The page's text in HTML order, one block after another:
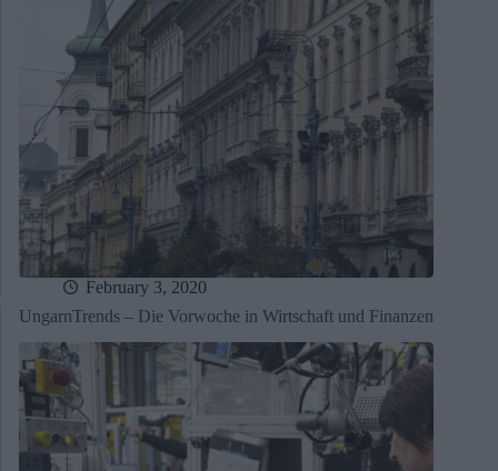
February 3, 2020
UngarnTrends – Die Vorwoche in Wirtschaft und Finanzen